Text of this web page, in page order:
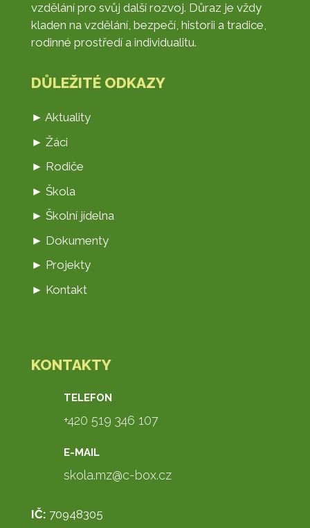
vzdělání pro svůj další rozvoj. Důraz je vždy
kladen na vzdělání, bezpečí, historii a tradice,
rodinné prostředí a individualitu.
DŮLEŽITÉ ODKAZY
► Aktuality
► Žáci
► Rodiče
► Škola
► Školní jídelna
► Dokumenty
► Projekty
► Kontakt
KONTAKTY
TELEFON
+420 519 346 107
E-MAIL
skola.mz@c-box.cz
IČ: 70948305